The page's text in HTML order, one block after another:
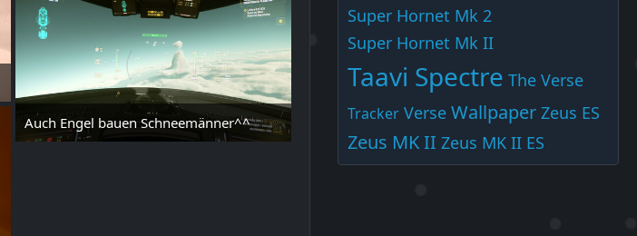
Auch Engel bauen Schneemänner^^
21. Mai 2025 um 00:39
Super Hornet Mk 2
Super Hornet Mk II
Taavi Spectre The Verse
Tracker Verse Wallpaper Zeus ES
Zeus MK II Zeus MK II ES